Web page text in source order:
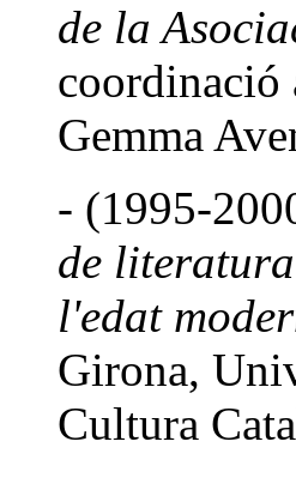
de la
coordinació
Gemma
- (1995-
de
l'edat
Girona,
Cultura